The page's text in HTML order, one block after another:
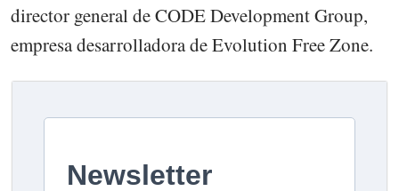
director general de CODE Development Group,
empresa desarrolladora de Evolution Free Zone.